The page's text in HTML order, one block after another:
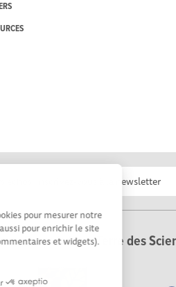
pour mesurer notre
pour enrichir le site
et widgets).
Propulsé par Terre des